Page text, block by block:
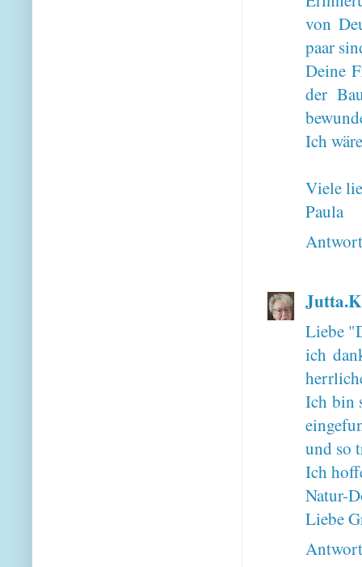
von
paar
Deine
der
Ich
Viele
Paula
Liebe
ich
Ich bin
und so
Ich
Natur-
Liebe